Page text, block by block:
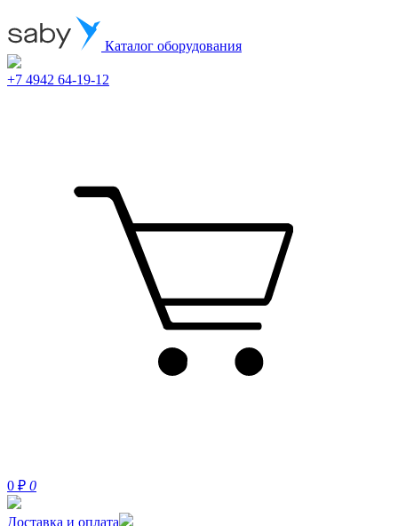
Каталог оборудования
+7 4942 64-19-12
0 ₽ 0
Доставка и оплата